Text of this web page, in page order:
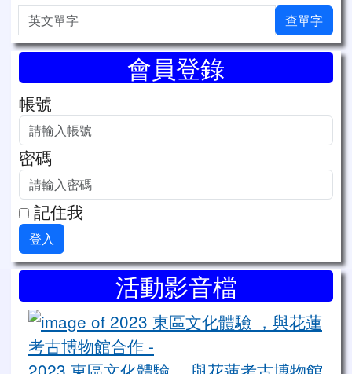
英文單字 查單字
會員登錄
帳號
密碼
記住我
登入
右邊區域內容活動影音檔